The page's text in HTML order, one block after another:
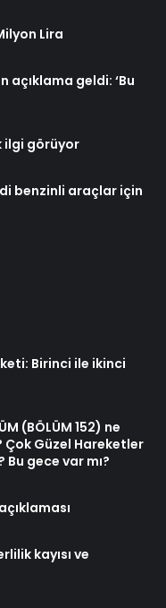
Lira
açıklama geldi: ‘Bu
ilgi görüyor
benzinli araçlar için
Birinci ile ikinci
(BÖLÜM 152) ne
Çok Güzel Hareketler
gece var mı?
kayısı ve